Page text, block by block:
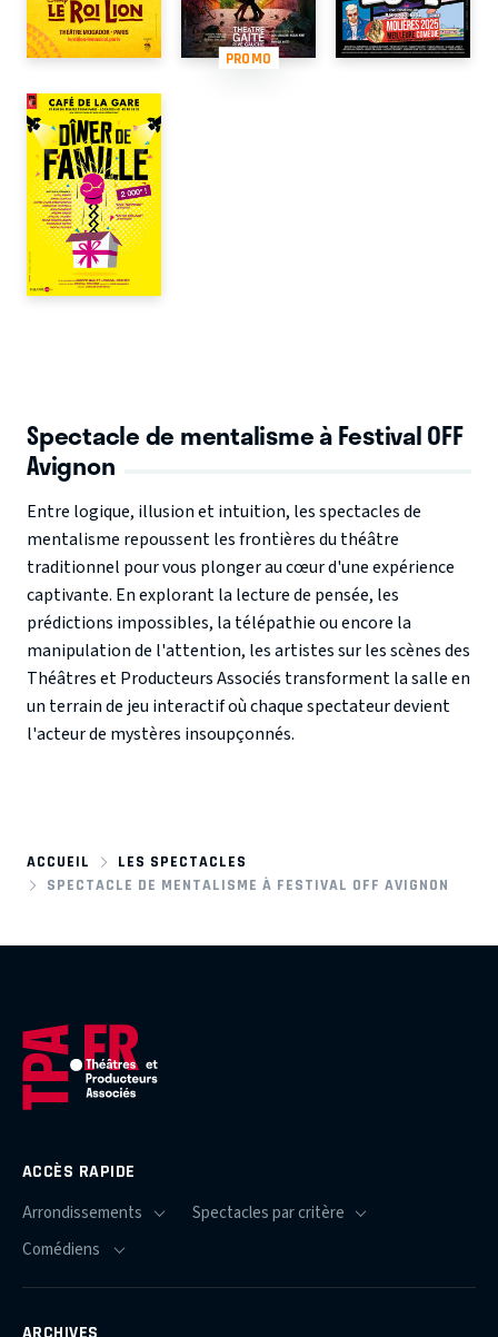
PROMO
Spectacle de mentalisme à Festival OFF
Avignon
Entre logique, illusion et intuition, les spectacles de
mentalisme repoussent les frontières du théâtre
traditionnel pour vous plonger au cœur d'une expérience
captivante. En explorant la lecture de pensée, les
prédictions impossibles, la télépathie ou encore la
manipulation de l'attention, les artistes sur les scènes des
Théâtres et Producteurs Associés transforment la salle en
un terrain de jeu interactif où chaque spectateur devient
l'acteur de mystères insoupçonnés.
ACCUEIL
LES SPECTACLES
SPECTACLE DE MENTALISME À FESTIVAL OFF AVIGNON
ACCÈS RAPIDE
ARCHIVES